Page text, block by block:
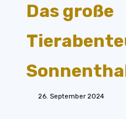
Das große
26. September 2024